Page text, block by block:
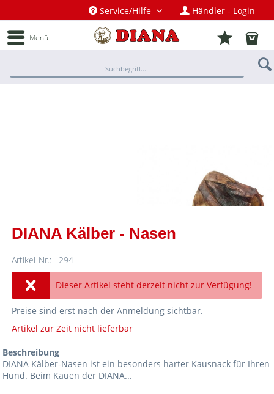
Service/Hilfe Händler - Login
Menü
DIANA Kälber - Nasen
Artikel-Nr.: 294
Dieser Artikel steht derzeit nicht zur Verfügung!
Preise sind erst nach der Anmeldung sichtbar.
Artikel zur Zeit nicht lieferbar
Beschreibung
DIANA Kälber-Nasen ist ein besonders harter Kausnack für Ihren
Hund. Beim Kauen der DIANA...